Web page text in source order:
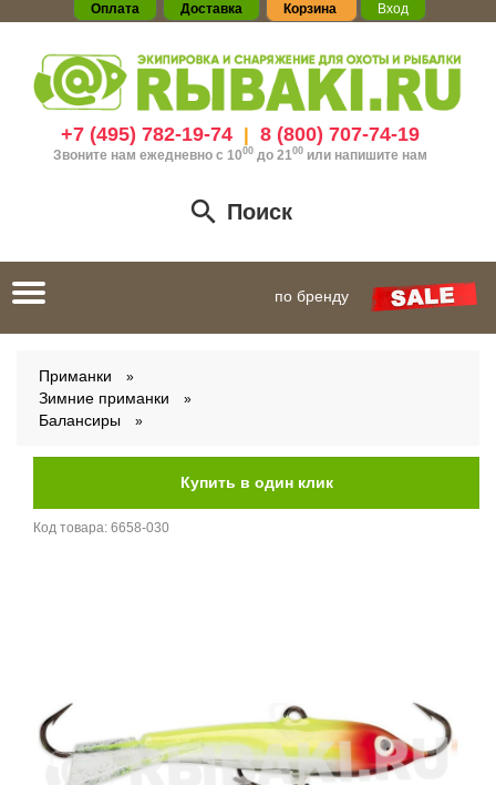
Оплата Доставка Корзина Вход
+7 (495) 782-19-74| 8 (800) 707-74-19
Звоните нам ежедневно с 1000до 21 00 или напишите нам
Поиск
Toggle
navigation
по бренду
Приманки
Зимние приманки
Балансиры
Код товара: 6658-030